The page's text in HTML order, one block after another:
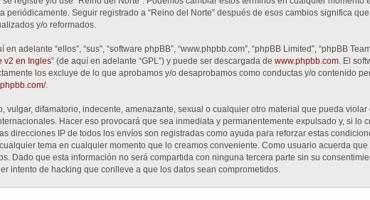
Seguir registrado a “Reino del Norte” después de esos cambios significa
y/o reformados.
adelante “ellos”, “sus”, “software phpBB”, “www.phpbb.com”, “phpBB Limited”, “phpBB
v2 en Ingles” (de aquí en adelante “GPL”) y puede ser descargada de www.phpbb.com. El
los excluye de lo que aprobamos y/o desaprobamos como conductas y/o contenido
.
difamatorio, indecente, amenazante, sexual o cualquier otro material que pueda violar
Hacer eso provocará que sea inmediata y permanentemente expulsado y, si lo
direcciones IP de todos los envíos son registradas como ayuda para reforzar estas
tema en cualquier momento que lo creamos conveniente. Como usuario acuerda
Dado que esta información no será compartida con ninguna tercera parte sin su
intento de hacking que conlleve a que los datos sean comprometidos.